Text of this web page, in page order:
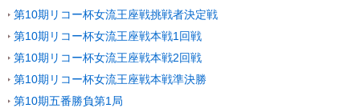
第10期リコー杯女流王座戦挑戦者決定戦
第10期リコー杯女流王座戦本戦1回戦
第10期リコー杯女流王座戦本戦2回戦
第10期リコー杯女流王座戦本戦準決勝
第10期五番勝負第1局